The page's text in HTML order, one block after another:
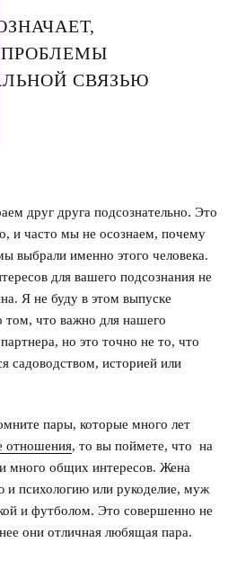
СВЯЗЬЮ
друг друга подсознательно. Это
и часто мы не осознаем, почему
выбрали именно этого человека.
для вашего подсознания не
Я не буду в этом выпуске
том, что важно для нашего
но это точно не то, что
садоводством, историей или
пары, которые много лет
отношения, то вы поймете, что на
много общих интересов. Жена
и психологию или рукоделие, муж
и футболом. Это совершенно не
они отличная любящая пара.